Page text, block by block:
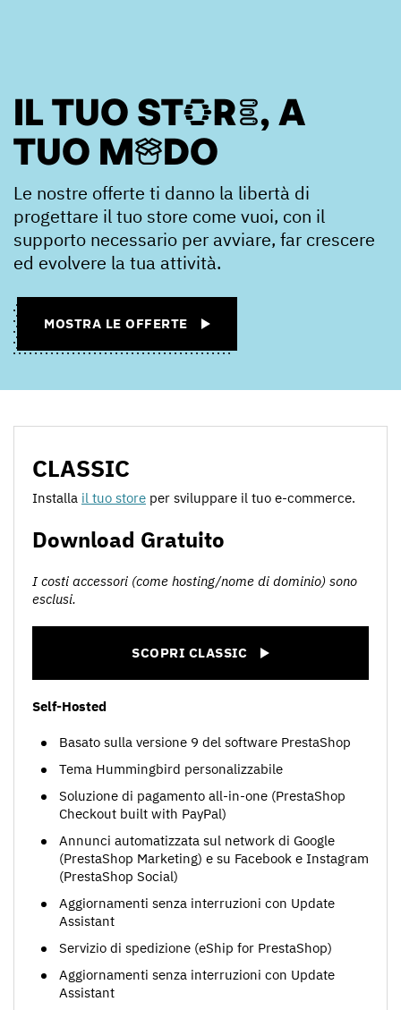
IL TUO STORE, A
TUO MODO
Le nostre offerte ti danno la libertà di
progettare il tuo store come vuoi, con il
supporto necessario per avviare, far crescere
ed evolvere la tua attività.
MOSTRA LE OFFERTE
CLASSIC
Installa il tuo store per sviluppare il tuo e-commerce.
Download Gratuito
I costi accessori (come hosting/nome di dominio) sono
esclusi.
SCOPRI CLASSIC
Self-Hosted
Basato sulla versione 9 del software PrestaShop
Tema Hummingbird personalizzabile
Soluzione di pagamento all-in-one (PrestaShop
Checkout built with PayPal)
Annunci automatizzata sul network di Google
(PrestaShop Marketing) e su Facebook e Instagram
(PrestaShop Social)
Aggiornamenti senza interruzioni con Update
Assistant
Servizio di spedizione (eShip for PrestaShop)
Aggiornamenti senza interruzioni con Update
Assistant